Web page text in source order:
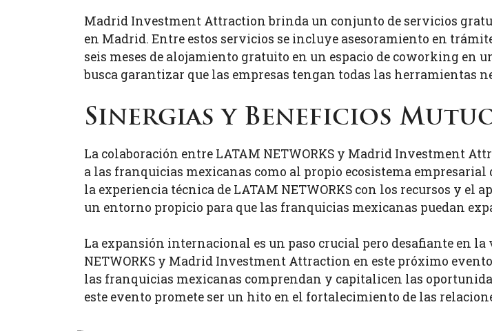
Madrid Investment Attraction brinda un conjunto de servicios
en Madrid. Entre estos servicios se incluye asesoramiento en
seis meses de alojamiento gratuito en un espacio de coworking en
busca garantizar que las empresas tengan todas las herramientas
Sinergias y Beneficios
La colaboración entre LATAM NETWORKS y Madrid Investment
a las franquicias mexicanas como al propio ecosistema
la experiencia técnica de LATAM NETWORKS con los recursos y
un entorno propicio para que las franquicias mexicanas puedan
La expansión internacional es un paso crucial pero desafiante en
NETWORKS y Madrid Investment Attraction en este próximo
las franquicias mexicanas comprendan y capitalicen las
este evento promete ser un hito en el fortalecimiento de las